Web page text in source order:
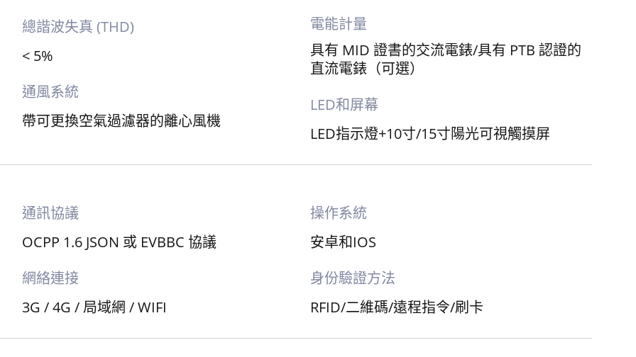
總諧波失真 (THD)
< 5%
通風系統
帶可更換空氣過濾器的離心風機
電能計量
具有 MID 證書的交流電錶/具有 PTB 認證的
直流電錶（可選）
LED和屏幕
LED指示燈+10寸/15寸陽光可視觸摸屏
通訊協議
OCPP 1.6 JSON 或 EVBBC 協議
網絡連接
3G / 4G / 局域網 / WIFI
操作系統
安卓和IOS
身份驗證方法
RFID/二維碼/遠程指令/刷卡